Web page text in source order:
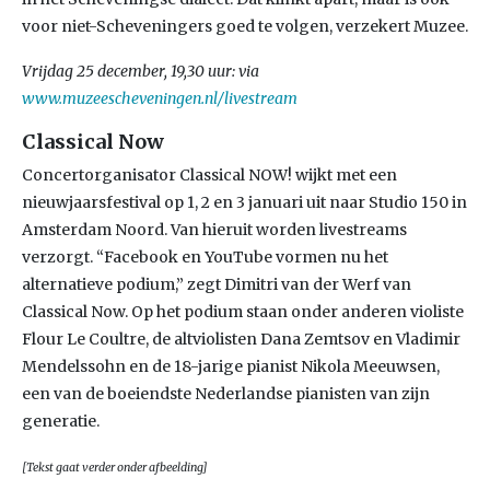
voor niet-Scheveningers goed te volgen, verzekert Muzee.
Vrijdag 25 december, 19,30 uur: via
www.muzeescheveningen.nl/livestream
Classical Now
Concertorganisator Classical NOW! wijkt met een
nieuwjaarsfestival op 1, 2 en 3 januari uit naar Studio 150 in
Amsterdam Noord. Van hieruit worden livestreams
verzorgt. “Facebook en YouTube vormen nu het
alternatieve podium,” zegt Dimitri van der Werf van
Classical Now. Op het podium staan onder anderen violiste
Flour Le Coultre, de altviolisten Dana Zemtsov en Vladimir
Mendelssohn en de 18-jarige pianist Nikola Meeuwsen,
een van de boeiendste Nederlandse pianisten van zijn
generatie.
[Tekst gaat verder onder afbeelding]